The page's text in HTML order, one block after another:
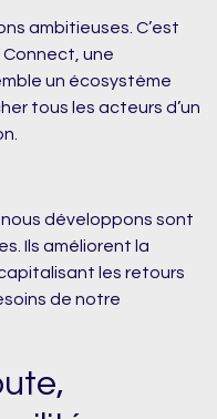
ambitieuses. C’est
une
un écosystème
tous les acteurs d’un
développons sont
Ils améliorent la
les retours
de notre